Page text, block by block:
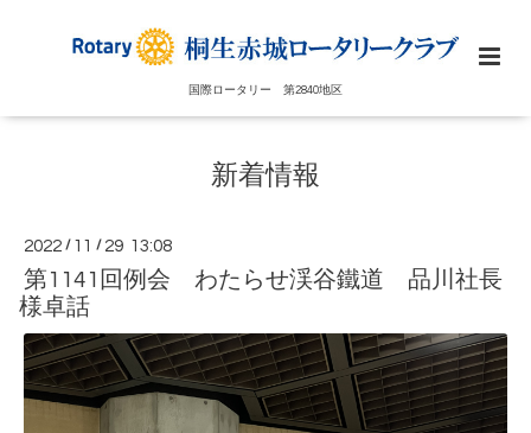
国際ロータリー 第2840地区
新着情報
2022 / 11 / 29 13:08
第1141回例会 わたらせ渓谷鐵道 品川社長
様卓話